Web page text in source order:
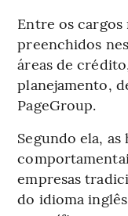
Entre os
preenchidos
áreas de
planejamento,
PageGroup.
Segundo ela,
empresas
do idioma